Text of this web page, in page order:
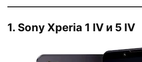
1. Sony Xperia 1 IV и 5 IV